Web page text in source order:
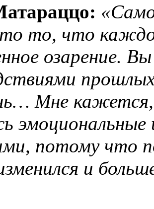
то, что
озарение.
Мне кажется,
потому что
и